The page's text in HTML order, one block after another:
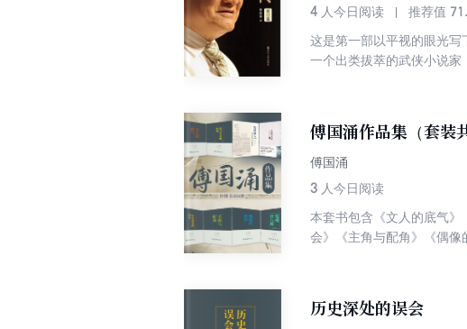
4 人今日阅读 推荐值
这是第一部以平视的眼光写
一个出类拔萃的武侠小说家
傅国涌作品集（套装
傅国涌
3 人今日阅读
本套书包含《文人的底气
会》《主角与配角》《偶
策和指引。 《民国商人：
历史深处的误会